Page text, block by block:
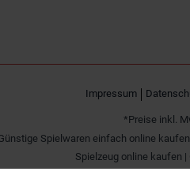
Impressum
*Preise inkl.
Spielwaren einfach online
Spielzeug online kaufen